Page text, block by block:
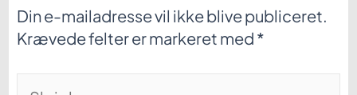
Din e-mailadresse vil ikke blive publiceret.
Krævede felter er markeret med *